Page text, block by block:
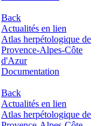
Back
Actualités en lien
Atlas herpétologique de
Provence-Alpes-Côte
d'Azur
Documentation
Back
Actualités en lien
Atlas herpétologique de